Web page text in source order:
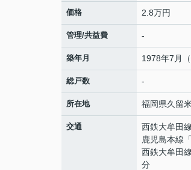
価格 2.8万円
管理/共益費 -
築年月 1978年7月（
総戸数 -
所在地 福岡県久留
交通 西鉄大牟田線
鹿児島本線 「
西鉄大牟田線
分